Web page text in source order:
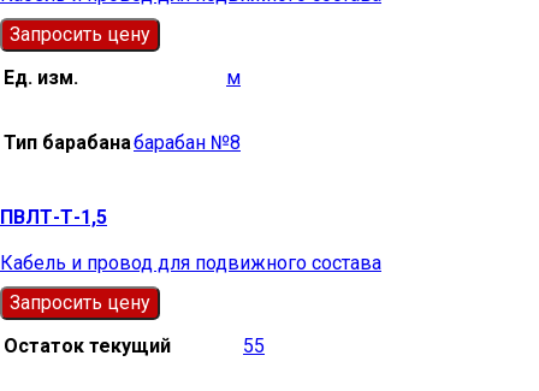
Запросить цену
Ед. изм.
м
Тип барабанабарабан №8
ПВЛТ-Т-1,5
Кабель и провод для подвижного состава
Запросить цену
Остаток текущий
55